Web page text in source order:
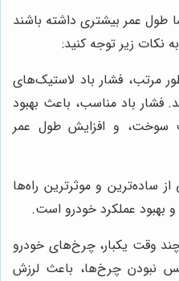
طول عمر بیشتری داشته باشند
نکات زیر توجه کنید:
مرتب، فشار باد لاستیک‌های
فشار باد مناسب، باعث بهبود
و افزایش طول عمر
ساده‌ترین و موثرترین راه‌ها
و بهبود عملکرد خودرو است.
وقت یکبار، چرخ‌های خودرو
نبودن چرخ‌ها، باعث لرزش